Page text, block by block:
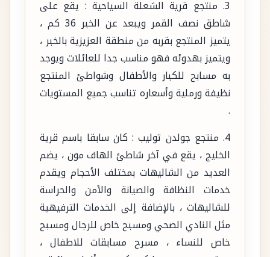
3. منتجع قرية الشعلة السياحية : يقع على
شاطق نصف القمر ويبعد عن الخبر 36 كم ،
يتميز المنتجع بقربه من منطقة العزيزية بالخبر ،
ويتميز بهدوئه فهو مناسب جدا للعائلات ويوجد
به مسابح للكبار والأطفال وشواطئ المنتجع
نظيفة ورملية وأسعاره تناسب جميع المستويات
.
4. منتجع جولدن توليب : كان سابقا باسم قرية
الخليج ، يقع في آخر شاطئ الهاف مون ، يضم
العديد من الشاليهات بمختلف الأحجام ويقدم
خدمات النظافة والصيانة والأمن والحراسة
للشاليهات ، بالإضافة إلى الخدمات الترفيهية
مثل النادي الصحي ومسبح خاص للرجال ومسبح
خاص للنساء ، مسرح مسابقات للاطفال ،